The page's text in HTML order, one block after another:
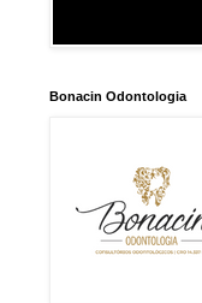
Bonacin Odontologia